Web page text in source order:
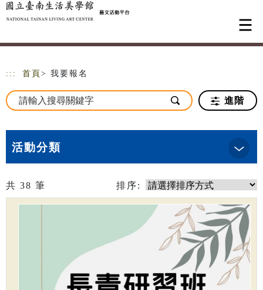
跳到主要內容
網站導覽
::: 首頁 > 我要報名
進階
活動分類
共 38 筆 排序: